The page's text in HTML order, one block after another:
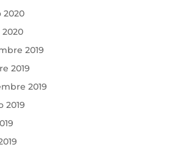
2020
2019
2019
2019
2019